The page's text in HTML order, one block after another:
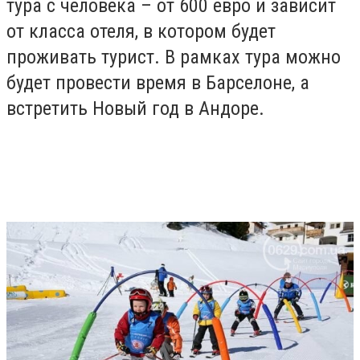
тура с человека – от 600 евро и зависит
от класса отеля, в котором будет
проживать турист. В рамках тура можно
будет провести время в Барселоне, а
встретить Новый год в Андоре.